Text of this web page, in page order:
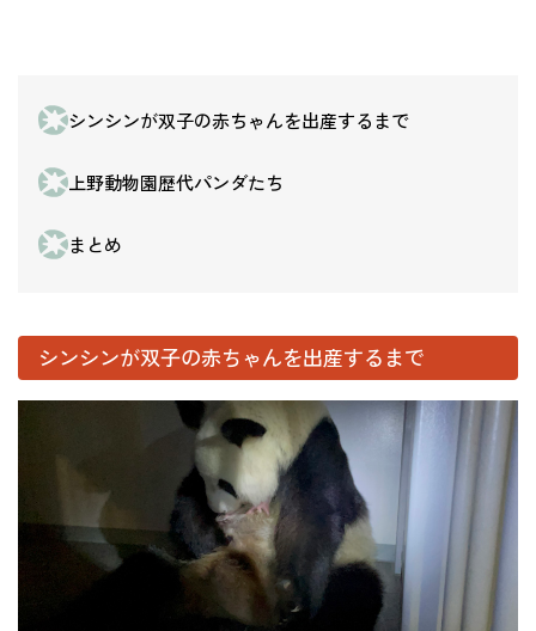
シンシンが双子の赤ちゃんを出産するまで
上野動物園歴代パンダたち
まとめ
シンシンが双子の赤ちゃんを出産するまで